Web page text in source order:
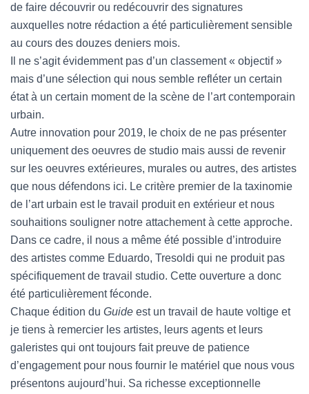
de faire découvrir ou redécouvrir des signatures
auxquelles notre rédaction a été particulièrement sensible
au cours des douzes deniers mois.
Il ne s’agit évidemment pas d’un classement « objectif »
mais d’une sélection qui nous semble refléter un certain
état à un certain moment de la scène de l’art contemporain
urbain.
Autre innovation pour 2019, le choix de ne pas présenter
uniquement des oeuvres de studio mais aussi de revenir
sur les oeuvres extérieures, murales ou autres, des artistes
que nous défendons ici. Le critère premier de la taxinomie
de l’art urbain est le travail produit en extérieur et nous
souhaitions souligner notre attachement à cette approche.
Dans ce cadre, il nous a même été possible d’introduire
des artistes comme Eduardo, Tresoldi qui ne produit pas
spécifiquement de travail studio. Cette ouverture a donc
été particulièrement féconde.
Chaque édition du Guide est un travail de haute voltige et
je tiens à remercier les artistes, leurs agents et leurs
galeristes qui ont toujours fait preuve de patience
d’engagement pour nous fournir le matériel que nous vous
présentons aujourd’hui. Sa richesse exceptionnelle